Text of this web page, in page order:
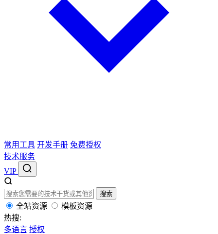
常用工具 开发手册 免费授权
技术服务
VIP
搜索
全站资源
模板资源
热搜:
多语言 授权